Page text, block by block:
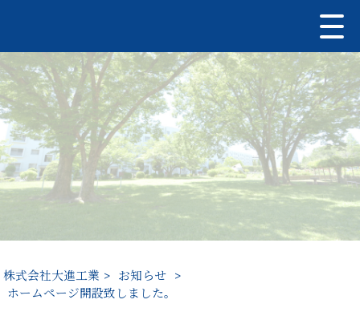
株式会社大進工業 > お知らせ >
ホームページ開設致しました。